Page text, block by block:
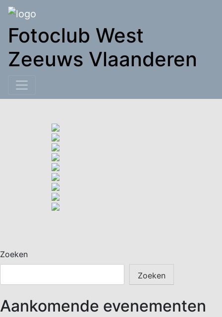
to
Fotoclub West
Zeeuws Vlaanderen
Peter Monsieurs
Zoeken
Zoeken
Aankomende evenementen